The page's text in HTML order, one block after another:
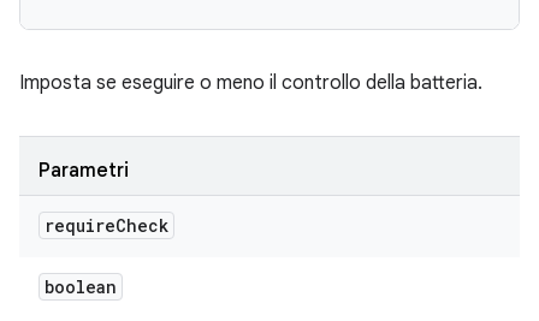
Imposta se eseguire o meno il controllo della batteria.
Parametri
requireCheck
boolean